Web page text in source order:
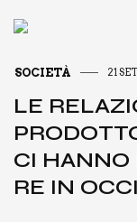
SOCIETÀ 21
LE
CI HAN­NO
RE IN